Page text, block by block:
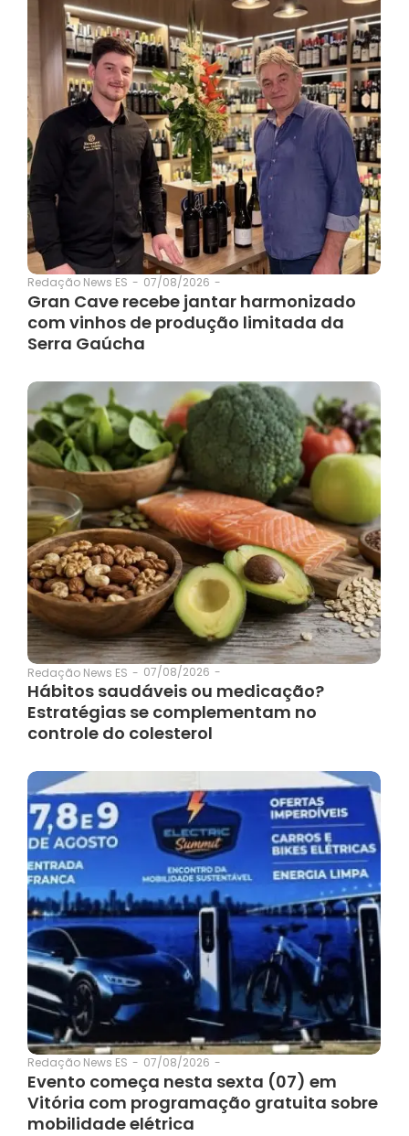
Redação News ES - 07/08/2026 -
Gran Cave recebe jantar harmonizado
com vinhos de produção limitada da
Serra Gaúcha
Redação News ES - 07/08/2026 -
Hábitos saudáveis ou medicação?
Estratégias se complementam no
controle do colesterol
Redação News ES - 07/08/2026 -
Evento começa nesta sexta (07) em
Vitória com programação gratuita sobre
mobilidade elétrica